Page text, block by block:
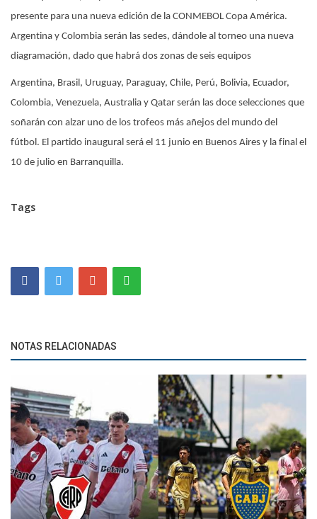
presente para una nueva edición de la CONMEBOL Copa América.
Argentina y Colombia serán las sedes, dándole al torneo una nueva
diagramación, dado que habrá dos zonas de seis equipos
Argentina, Brasil, Uruguay, Paraguay, Chile, Perú, Bolivia, Ecuador,
Colombia, Venezuela, Australia y Qatar serán las doce selecciones que
soñarán con alzar uno de los trofeos más añejos del mundo del
fútbol. El partido inaugural será el 11 junio en Buenos Aires y la final el
10 de julio en Barranquilla.
Tags
NOTAS RELACIONADAS